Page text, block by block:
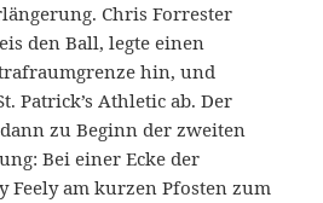
Chris Forrester
den Ball, legte einen
hin, und
Patrick’s Athletic ab. Der
zu Beginn der zweiten
Bei einer Ecke der
Feely am kurzen Pfosten zum